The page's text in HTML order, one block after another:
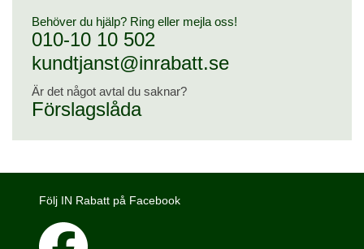
Behöver du hjälp? Ring eller mejla oss!
010-10 10 502
kundtjanst@inrabatt.se
Är det något avtal du saknar?
Förslagslåda
Följ IN Rabatt på Facebook